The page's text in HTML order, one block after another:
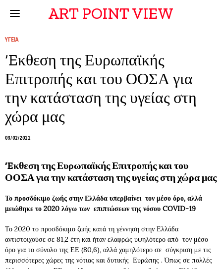
ART POINT VIEW
ΥΓΕΙΑ
‘Eκθεση της Ευρωπαϊκής
Επιτροπής και του ΟΟΣΑ για
την κατάσταση της υγείας στη
χώρα μας
03/02/2022
‘Eκθεση της Ευρωπαϊκής Επιτροπής και του
ΟΟΣΑ για την κατάσταση της υγείας στη χώρα μας
Το προσδόκιμο ζωής στην Ελλάδα υπερβαίνει τον μέσο όρο, αλλά
μειώθηκε το 2020 λόγω των επιπτώσεων της νόσου COVID-19
Το 2020 το προσδόκιμο ζωής κατά τη γέννηση στην Ελλάδα
αντιστοιχούσε σε 81,2 έτη και ήταν ελαφρώς υψηλότερο από τον μέσο
όρο για το σύνολο της ΕΕ (80,6), αλλά χαμηλότερο σε σύγκριση με τις
περισσότερες χώρες της νότιας και δυτικής Ευρώπης . Όπως σε πολλές